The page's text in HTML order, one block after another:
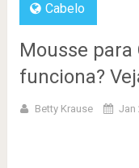
Cabelo
Mousse para
funciona?
Betty Krause Jan